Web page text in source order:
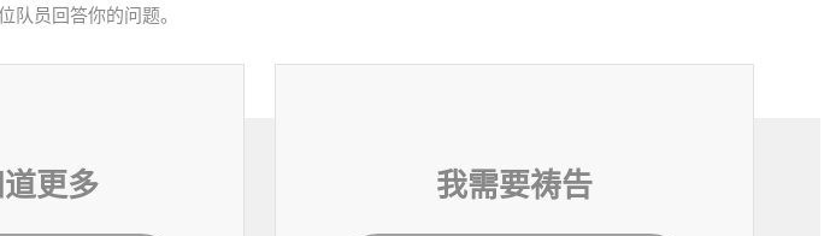
队员回答你的问题。
更多 我需要祷告